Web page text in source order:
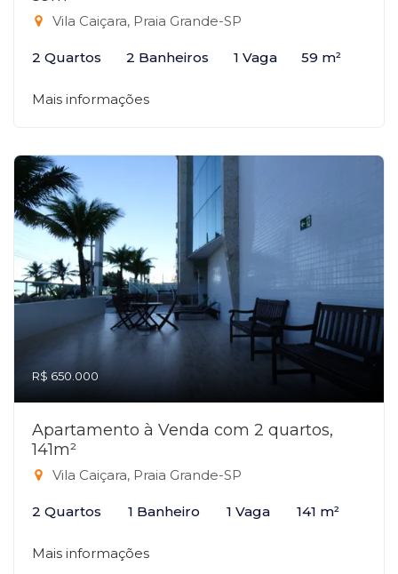
Vila Caiçara, Praia Grande-SP
2 Quartos 2 Banheiros 1 Vaga 59 m²
Mais informações
R$ 650.000
Apartamento à Venda com 2 quartos,
141m²
Vila Caiçara, Praia Grande-SP
2 Quartos 1 Banheiro 1 Vaga 141 m²
Mais informações